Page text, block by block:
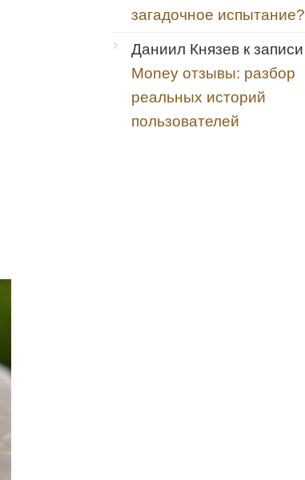
загадочное испытание?
Даниил Князев к записи
Money отзывы: разбор
реальных историй
пользователей